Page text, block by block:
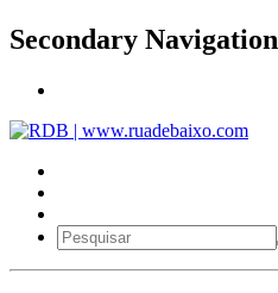
Secondary Navigation